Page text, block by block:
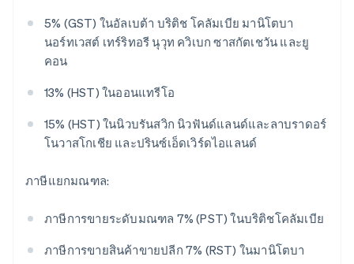
5% (GST) ในอัลเบต้า บริติช โคลัมเบีย มานิโตบา
นอร์ทเวสต์ เทร์ริทอรี นุวุท ควิเบก ซาสกัตเชวัน และยู
คอน
13% (HST) ในออนแทรีโอ
15% (HST) ในนิวบรันสวิก นิวฟันด์แลนด์และลาบราดอร์
โนวาสโกเชีย และปรินซ์เอ็ดเวิร์ดไอแลนด์
ภาษีแยกมณฑล:
ภาษีการขายระดับมณฑล 7% (PST) ในบริติชโคลัมเบีย
ภาษีการขายสินค้าขายปลีก 7% (RST) ในมานิโตบา